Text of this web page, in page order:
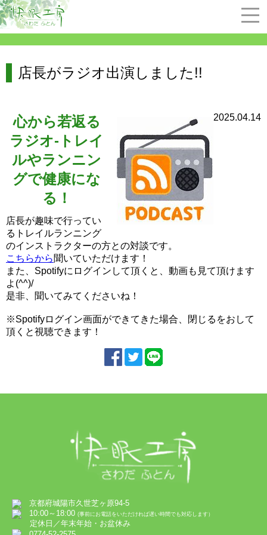
店長がラジオ出演しました!!
2025.04.14
心から若返る
ラジオ-トレイ
ルやランニン
グで健康にな
る！
店長が趣味で行ってい
るトレイルランニング
のインストラクターの方との対談です。
こちらから聞いていただけます！
また、Spotifyにログインして頂くと、動画も見て頂けます
よ(^^)/
是非、聞いてみてくださいね！
※Spotifyログイン画面ができてきた場合、閉じるをおして
頂くと視聴できます！
京都府城陽市久世芝ヶ原94-5
10:00～18:00 (事前にお電話をいただければ遅い時間でも対応します）
定休日／年末年始・お盆休み